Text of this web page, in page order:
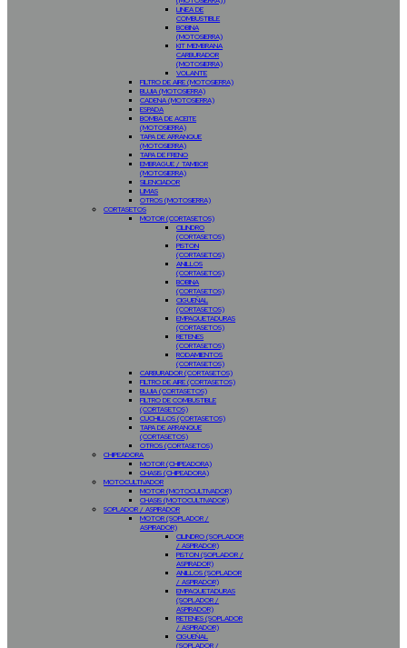
LINEA DE
COMBUSTIBLE
BOBINA
(MOTOSIERRA)
KIT MEMBRANA
CARBURADOR
(MOTOSIERRA)
VOLANTE
FILTRO DE AIRE (MOTOSIERRA)
BUJIA (MOTOSIERRA)
CADENA (MOTOSIERRA)
ESPADA
BOMBA DE ACEITE
(MOTOSIERRA)
TAPA DE ARRANQUE
(MOTOSIERRA)
TAPA DE FRENO
EMBRAGUE / TAMBOR
(MOTOSIERRA)
SILENCIADOR
LIMAS
OTROS (MOTOSIERRA)
CORTASETOS
MOTOR (CORTASETOS)
CILINDRO
(CORTASETOS)
PISTON
(CORTASETOS)
ANILLOS
(CORTASETOS)
BOBINA
(CORTASETOS)
CIGUEÑAL
(CORTASETOS)
EMPAQUETADURAS
(CORTASETOS)
RETENES
(CORTASETOS)
RODAMIENTOS
(CORTASETOS)
CARBURADOR (CORTASETOS)
FILTRO DE AIRE (CORTASETOS)
BUJIA (CORTASETOS)
FILTRO DE COMBUSTIBLE
(CORTASETOS)
CUCHILLOS (CORTASETOS)
TAPA DE ARRANQUE
(CORTASETOS)
OTROS (CORTASETOS)
CHIPEADORA
MOTOR (CHIPEADORA)
CHASIS (CHIPEADORA)
MOTOCULTIVADOR
MOTOR (MOTOCULTIVADOR)
CHASIS (MOTOCULTIVADOR)
SOPLADOR / ASPIRADOR
MOTOR (SOPLADOR /
ASPIRADOR)
CILINDRO (SOPLADOR
/ ASPIRADOR)
PISTON (SOPLADOR /
ASPIRADOR)
ANILLOS (SOPLADOR
/ ASPIRADOR)
EMPAQUETADURAS
(SOPLADOR /
ASPIRADOR)
RETENES (SOPLADOR
/ ASPIRADOR)
CIGUEÑAL
(SOPLADOR /